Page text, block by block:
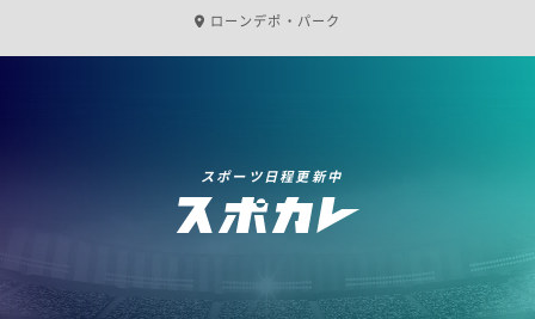
ローンデポ・パーク
スポーツ日程更新中